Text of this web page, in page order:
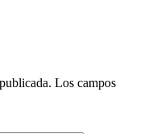
Los campos